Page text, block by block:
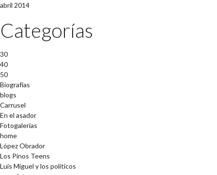
abril 2014
Categorías
30
40
50
Biografías
blogs
Carrusel
En el asador
Fotogalerías
home
López Obrador
Los Pinos Teens
Luis Miguel y los políticos